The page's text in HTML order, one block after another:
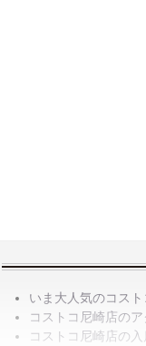
いま大人気のコスト
コストコ尼崎店の
コストコ尼崎店の